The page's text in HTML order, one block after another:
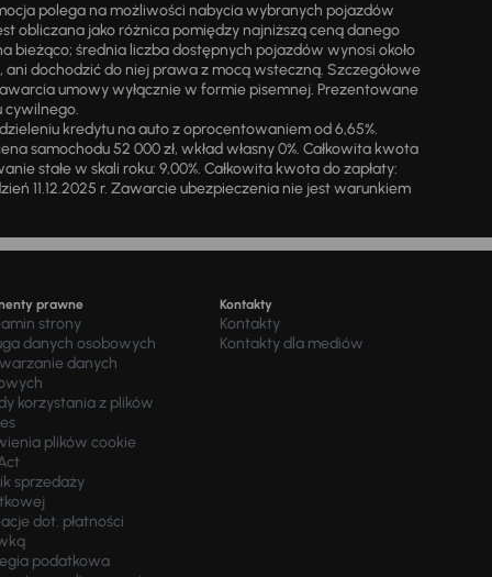
polega na możliwości nabycia wybranych pojazdów
obliczana jako różnica pomiędzy najniższą ceną danego
bieżąco; średnia liczba dostępnych pojazdów wynosi około
dochodzić do niej prawa z mocą wsteczną. Szczegółowe
umowy wyłącznie w formie pisemnej. Prezentowane
cywilnego.
kredytu na auto z oprocentowaniem od 6,65%.
samochodu 52 000 zł, wkład własny 0%. Całkowita kwota
stałe w skali roku: 9,00%. Całkowita kwota do zapłaty:
11.12.2025 r. Zawarcie ubezpieczenia nie jest warunkiem
prawne
strony
danych osobowych
danych
korzystania z plików
plików cookie
sprzedaży
dot. płatności
podatkowa
Kontakty
Kontakty
Kontakty dla mediów